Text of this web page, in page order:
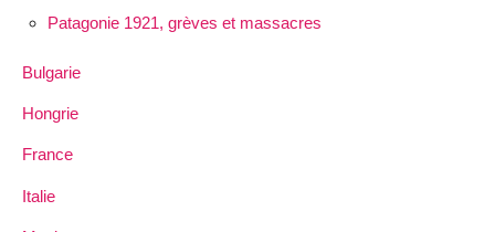
Patagonie 1921, grèves et massacres
Bulgarie
Hongrie
France
Italie